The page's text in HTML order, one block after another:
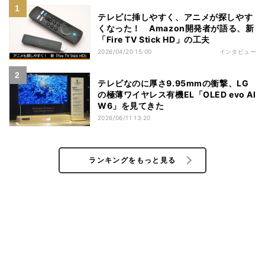
テレビに挿しやすく、アニメが探しやす
くなった！ Amazon開発者が語る、新
「Fire TV Stick HD」の工夫
2026/04/20 15:00 インタビュー
テレビなのに厚さ9.95mmの衝撃、LG
の極薄ワイヤレス有機EL「OLED evo AI
W6」を見てきた
2026/06/11 13:20
ランキングをもっと見る